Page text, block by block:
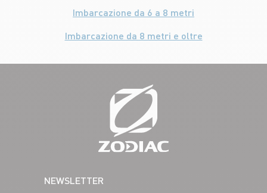
Imbarcazione da 6 a 8 metri
Imbarcazione da 8 metri e oltre
NEWSLETTER